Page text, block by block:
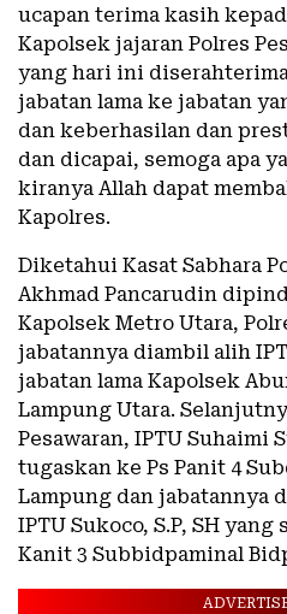
ucapan terima kasih
Kapolsek jajaran Polres
yang hari ini
jabatan lama ke jabatan
dan keberhasilan dan
dan dicapai, semoga apa
kiranya Allah dapat
Kapolres.
Diketahui Kasat Sabhara
Akhmad Pancarudin
Kapolsek Metro Utara,
jabatannya diambil alih
jabatan lama Kapolsek
Lampung Utara.
Pesawaran, IPTU Suhaimi
tugaskan ke Ps Panit 4
Lampung dan jabatannya
IPTU Sukoco, S.P, SH
Kanit 3 Subbidpaminal